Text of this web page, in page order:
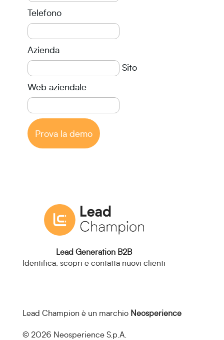
Telefono
Azienda
Sito
Web aziendale
Prova la demo
Lead Generation B2B
Identifica, scopri e contatta nuovi clienti
Lead Champion è un marchio Neosperience
© 2026 Neosperience S.p.A.